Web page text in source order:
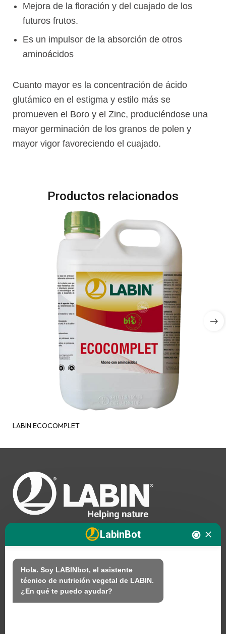
Mejora de la floración y del cuajado de los
futuros frutos.
Es un impulsor de la absorción de otros
aminoácidos
Cuanto mayor es la concentración de ácido
glutámico en el estigma y estilo más se
promueven el Boro y el Zinc, produciéndose una
mayor germinación de los granos de polen y
mayor vigor favoreciendo el cuajado.
Productos relacionados
LABIN ECOCOMPLET
Nosotros
Productos
LabinBot
Hola. Soy LABINbot, el asistente
técnico de nutrición vegetal de LABIN.
¿En qué te puedo ayudar?